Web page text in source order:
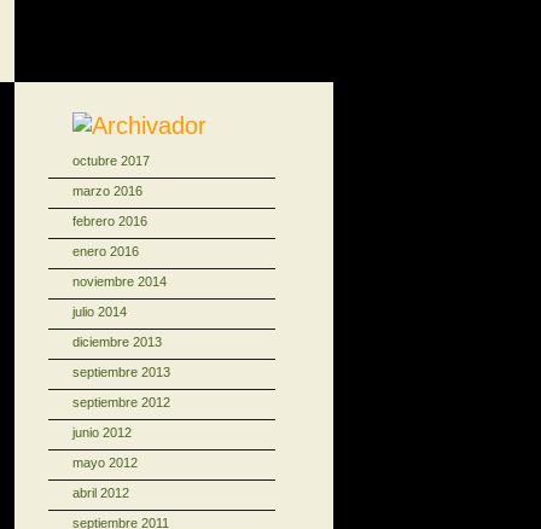
octubre 2017
marzo 2016
febrero 2016
enero 2016
noviembre 2014
julio 2014
diciembre 2013
septiembre 2013
septiembre 2012
junio 2012
mayo 2012
abril 2012
septiembre 2011